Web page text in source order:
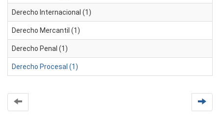
Derecho Internacional (1)
Derecho Mercantil (1)
Derecho Penal (1)
Derecho Procesal (1)